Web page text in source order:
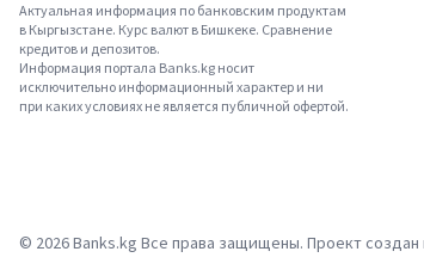
Актуальная информация по банковским продуктам
в Кыргызстане. Курс валют в Бишкеке. Сравнение
кредитов и депозитов.
Информация портала Banks.kg носит
исключительно информационный характер и ни
при каких условиях не является публичной офертой.
© 2026Banks.kg Все права защищены. Проект